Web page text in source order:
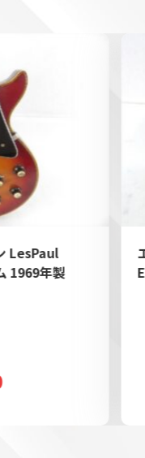
LesPaul
1969年製